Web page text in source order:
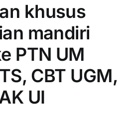
CONTACT USkhusus
mandiri
PTN UM
CBT UGM,
UI